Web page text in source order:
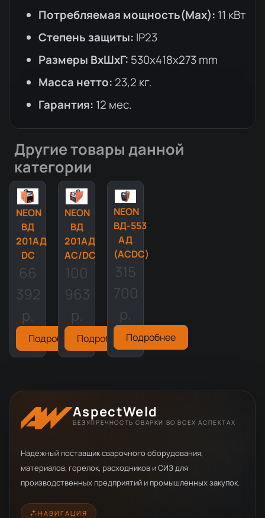
Потребляемая мощность(Max): 11 кВт
Степень защиты: IP23
Размеры ВхШхГ: 530х418х273 mm
Масса нетто: 23,2 кг.
Гарантия: 12 меc.
Другие товары данной
категории
NEON
ВД
201АД
DC
66
392
р.
Подробнее
NEON
ВД
201АД
AC/DC
100
963
р.
Подробнее
NEON
ВД-553
АД
(ACDC)
315
700
р.
Подробнее
AspectWeld
БЕЗУПРЕЧНОСТЬ СВАРКИ ВО ВСЕХ АСПЕКТАХ
Надежный поставщик сварочного оборудования,
материалов, горелок, расходников и СИЗ для
производственных предприятий и промышленных закупок.
НАВИГАЦИЯ